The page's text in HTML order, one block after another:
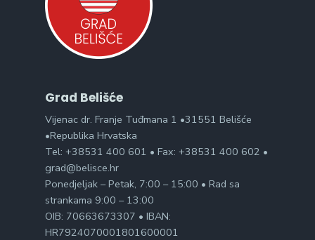
Grad Belišće
Vijenac dr. Franje Tuđmana 1 •31551 Belišće
•Republika Hrvatska
Tel: +38531 400 601 • Fax: +38531 400 602 •
grad@belisce.hr
Ponedjeljak – Petak, 7:00 – 15:00 • Rad sa
strankama 9:00 – 13:00
OIB: 70663673307 • IBAN:
HR7924070001801600001